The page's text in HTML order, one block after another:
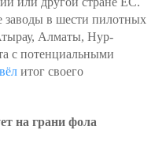
заводы в шести пилотных
Алматы, Нур-
с потенциальными
итог своего
на грани фола